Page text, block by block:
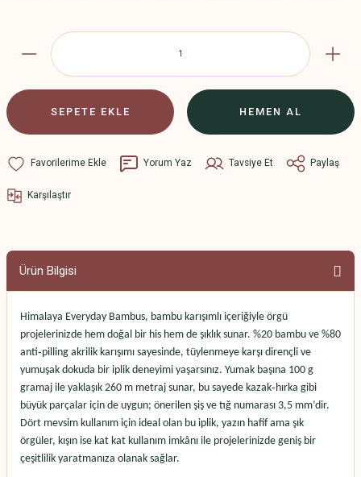
SEPETE EKLE HEMEN AL
Yorum Yaz Tavsiye Et Paylaş
Karşılaştır
Ürün Bilgisi
Himalaya Everyday Bambus, bambu karışımlı içeriğiyle örgü
projelerinizde hem doğal bir his hem de şıklık sunar. %20 bambu ve %80
anti‑pilling akrilik karışımı sayesinde, tüylenmeye karşı dirençli ve
yumuşak dokuda bir iplik deneyimi yaşarsınız. Yumak başına 100 g
gramaj ile yaklaşık 260 m metraj sunar, bu sayede kazak‑hırka gibi
büyük parçalar için de uygun; önerilen şiş ve tığ numarası 3,5 mm’dir.
Dört mevsim kullanım için ideal olan bu iplik, yazın hafif ama şık
örgüler, kışın ise kat kat kullanım imkânı ile projelerinizde geniş bir
çeşitlilik yaratmanıza olanak sağlar.